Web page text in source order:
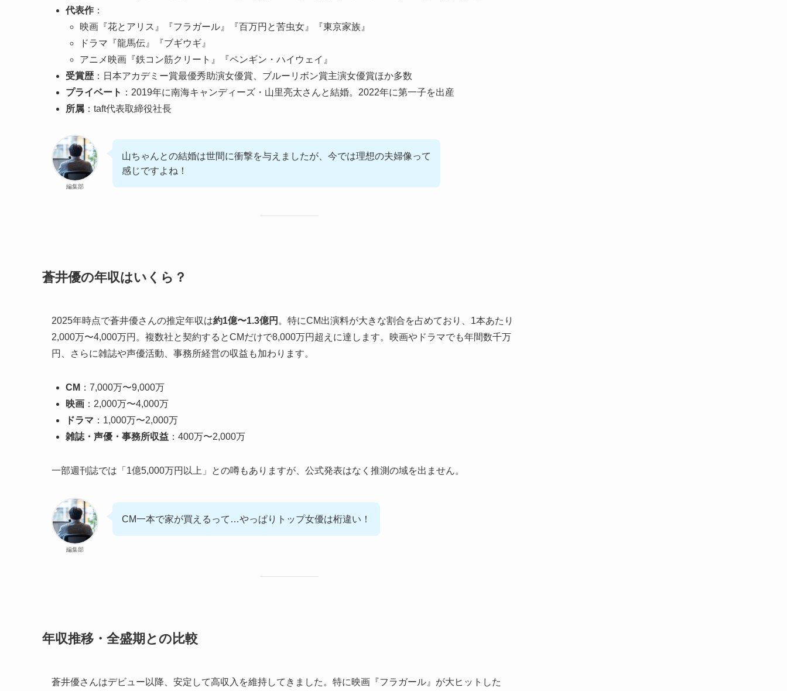
代表作 ：
映画『花とアリス』『フラガール』『百万円と苦虫女』『東京家族』
ドラマ『龍馬伝』『ブギウギ』
アニメ映画『鉄コン筋クリート』『ペンギン・ハイウェイ』
受賞歴 ：日本アカデミー賞最優秀助演女優賞、ブルーリボン賞主演女優賞ほか多数
プライベート ：2019年に南海キャンディーズ・山里亮太さんと結婚。2022年に第一子を出産
所属 ：taft代表取締役社長
編集部
山ちゃんとの結婚は世間に衝撃を与えましたが、今では理想の夫婦像って
感じですよね！
蒼井優の年収はいくら？
2025年時点で蒼井優さんの推定年収は約1億〜1.3億円 。特にCM出演料が大きな割合を占めており、1本あたり
2,000万〜4,000万円。複数社と契約するとCMだけで8,000万円超えに達します。映画やドラマでも年間数千万
円、さらに雑誌や声優活動、事務所経営の収益も加わります。
CM ：7,000万〜9,000万
映画 ：2,000万〜4,000万
ドラマ ：1,000万〜2,000万
雑誌・声優・事務所収益 ：400万〜2,000万
一部週刊誌では「1億5,000万円以上」との噂もありますが、公式発表はなく推測の域を出ません。
編集部
CM一本で家が買えるって…やっぱりトップ女優は桁違い！
年収推移・全盛期との比較
蒼井優さんはデビュー以降、安定して高収入を維持してきました。特に映画『フラガール』が大ヒットした